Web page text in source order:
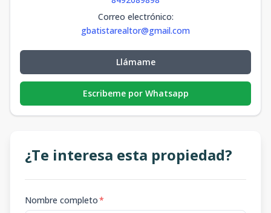
Correo electrónico:
gbatistarealtor@gmail.com
Llámame
Escribeme por Whatsapp
¿Te interesa esta propiedad?
Nombre completo*